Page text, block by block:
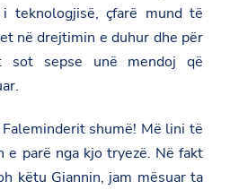
teknologjisë, çfarë mund të
në drejtimin e duhur dhe për
sot sepse unë mendoj që
Faleminderit shumë! Më lini të
e parë nga kjo tryezë. Në fakt
këtu Giannin, jam mësuar ta